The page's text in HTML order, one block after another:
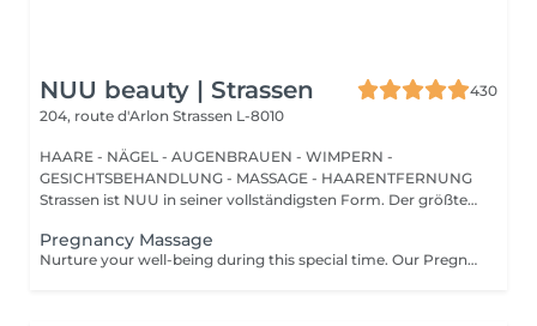
NUU beauty | Strassen
430
204, route d'Arlon Strassen L-8010
HAARE - NÄGEL - AUGENBRAUEN - WIMPERN -
GESICHTSBEHANDLUNG - MASSAGE - HAARENTFERNUNG
Strassen ist NUU in seiner vollständigsten Form. Der größte
Pregnancy Massage
Nurture your well-being during this special time. Our Pregnancy Massage is a gentle, relaxing treatment designed to reduce muscle tension, improve circulation, and ease discomfort commonly experienced during pregnancy. Soft, flowing techniques and comfortable side-lying positioning provide deep relaxation without placing pressure on the abdomen. Hypoallergenic, unscented oils are used to care for sensitive skin and maintain comfort throughout the session. This massage helps relieve tension in the lower back and shoulders, reduces swelling and heaviness in the legs, improves overall circulation, and promotes a sense of ease and balance in the body. This treatment is performed only with the approval of your doctor.